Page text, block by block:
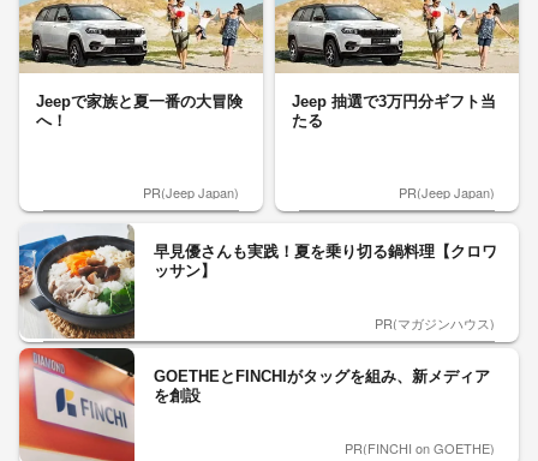
Jeepで家族と夏一番の大冒険
へ！
PR(Jeep Japan)
Jeep 抽選で3万円分ギフト当
たる
PR(Jeep Japan)
早見優さんも実践！夏を乗り切る鍋料理【クロワ
ッサン】
PR(マガジンハウス)
GOETHEとFINCHIがタッグを組み、新メディア
を創設
PR(FINCHI on GOETHE)